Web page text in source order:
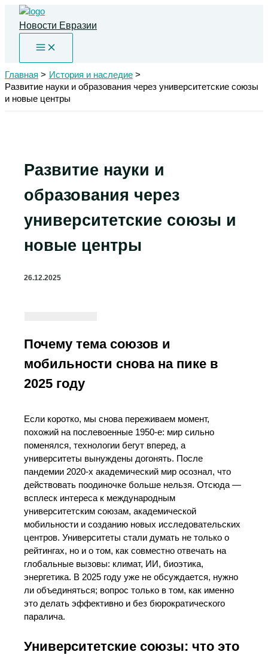
Перейти
содержимому
Новости Евразии
Главная
История и наследие
Развитие науки и образования через университетские союзы
и новые центры
Развитие науки и
образования через
университетские союзы и
новые центры
26.12.2025
Почему тема союзов и
мобильности снова на пике в
2025 году
Если коротко, мы снова переживаем момент,
похожий на послевоенные 1950‑е: мир сильно
поменялся, технологии бегут вперед, а
университеты вынуждены догонять. После
пандемии 2020-х академический мир осознал, что
действовать поодиночке больше нельзя. Отсюда —
всплеск интереса к международным
университетским союзам, академической
мобильности и созданию новых исследовательских
центров. Университеты стали думать не только о
рейтингах, но и о том, как совместно отвечать на
глобальные вызовы: климат, ИИ, биоэтика,
энергетика. В 2025 году уже не обсуждается, нужно
ли объединяться; вопрос только в том, как именно
это делать эффективно и без бюрократического
паралича.
Университетские союзы: что это